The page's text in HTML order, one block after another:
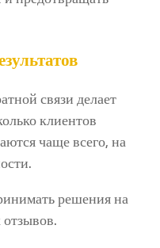
связи делает
клиентов
чаще всего, на
решения на